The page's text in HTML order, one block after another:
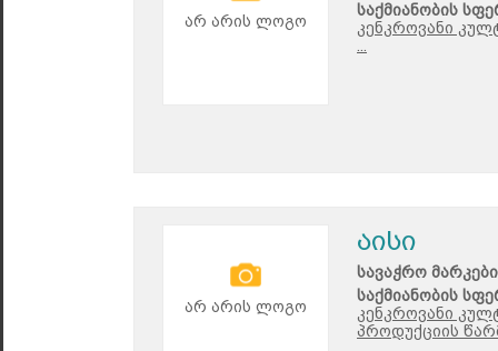
არ არის ლოგო
საქმიანობის
კენკროვანი
არ არის ლოგო
აისი
სავაჭრო
საქმიანობის
კენკროვანი
პროდუქციის